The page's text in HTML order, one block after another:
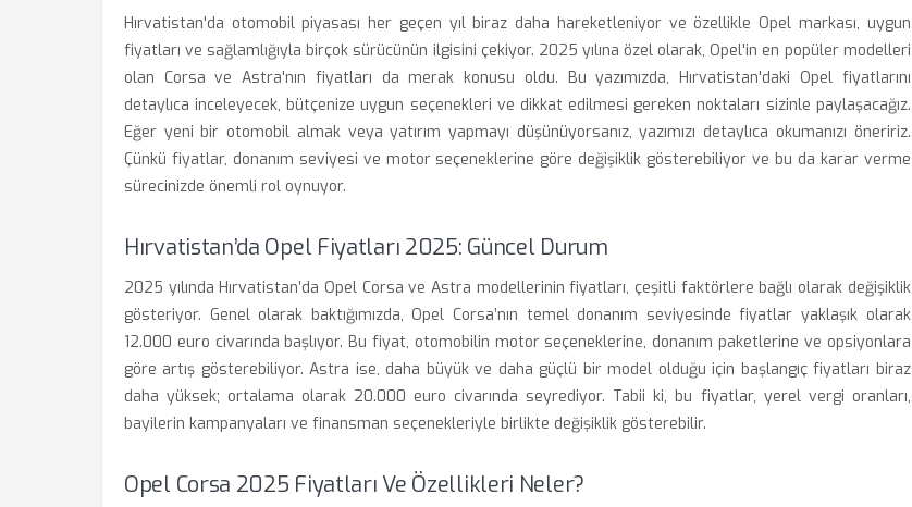
Hırvatistan'da otomobil piyasası her geçen yıl biraz daha hareketleniyor ve özellikle Opel markası, uygun
fiyatları ve sağlamlığıyla birçok sürücünün ilgisini çekiyor. 2025 yılına özel olarak, Opel'in en popüler modelleri
olan Corsa ve Astra'nın fiyatları da merak konusu oldu. Bu yazımızda, Hırvatistan'daki Opel fiyatlarını
detaylıca inceleyecek, bütçenize uygun seçenekleri ve dikkat edilmesi gereken noktaları sizinle paylaşacağız.
Eğer yeni bir otomobil almak veya yatırım yapmayı düşünüyorsanız, yazımızı detaylıca okumanızı öneririz.
Çünkü fiyatlar, donanım seviyesi ve motor seçeneklerine göre değişiklik gösterebiliyor ve bu da karar verme
sürecinizde önemli rol oynuyor.
Hırvatistan’da Opel Fiyatları 2025: Güncel Durum
2025 yılında Hırvatistan’da Opel Corsa ve Astra modellerinin fiyatları, çeşitli faktörlere bağlı olarak değişiklik
gösteriyor. Genel olarak baktığımızda, Opel Corsa’nın temel donanım seviyesinde fiyatlar yaklaşık olarak
12.000 euro civarında başlıyor. Bu fiyat, otomobilin motor seçeneklerine, donanım paketlerine ve opsiyonlara
göre artış gösterebiliyor. Astra ise, daha büyük ve daha güçlü bir model olduğu için başlangıç fiyatları biraz
daha yüksek; ortalama olarak 20.000 euro civarında seyrediyor. Tabii ki, bu fiyatlar, yerel vergi oranları,
bayilerin kampanyaları ve finansman seçenekleriyle birlikte değişiklik gösterebilir.
Opel Corsa 2025 Fiyatları Ve Özellikleri Neler?